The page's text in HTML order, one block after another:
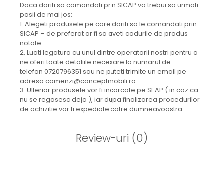
Daca doriti sa comandati prin SICAP va trebui sa urmati
pasii de mai jos:
1. Alegeti produsele pe care doriti sa le comandati prin
SICAP – de preferat ar fi sa aveti codurile de produs
notate
2. Luati legatura cu unul dintre operatorii nostri pentru a
ne oferi toate detaliile necesare la numarul de
telefon 0720796351 sau ne puteti trimite un email pe
adresa comenzi@conceptmobili.ro
3. Ulterior produsele vor fi incarcate pe SEAP ( in caz ca
nu se regasesc deja ), iar dupa finalizarea procedurilor
de achizitie vor fi expediate catre dumneavoastra.
Review-uri (0)